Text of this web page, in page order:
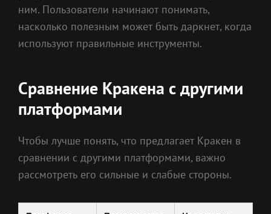
ним. Пользователи начинают понимать,
насколько полезным может быть даркнет, когда
используют правильные инструменты.
Сравнение Кракена с другими
платформами
Чтобы лучше понять, что предлагает Кракен в
сравнении с другими платформами, важно
рассмотреть его сильные и слабые стороны.